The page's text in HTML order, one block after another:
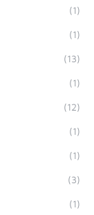
(1)
(1)
(13)
(1)
(12)
(1)
(1)
(3)
(1)